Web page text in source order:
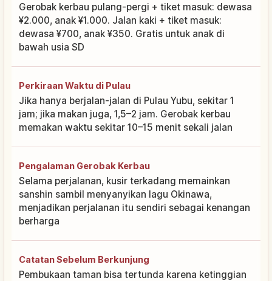
Gerobak kerbau pulang-pergi + tiket masuk: dewasa
¥2.000, anak ¥1.000. Jalan kaki + tiket masuk:
dewasa ¥700, anak ¥350. Gratis untuk anak di
bawah usia SD
Perkiraan Waktu di Pulau
Jika hanya berjalan-jalan di Pulau Yubu, sekitar 1
jam; jika makan juga, 1,5–2 jam. Gerobak kerbau
memakan waktu sekitar 10–15 menit sekali jalan
Pengalaman Gerobak Kerbau
Selama perjalanan, kusir terkadang memainkan
sanshin sambil menyanyikan lagu Okinawa,
menjadikan perjalanan itu sendiri sebagai kenangan
berharga
Catatan Sebelum Berkunjung
Pembukaan taman bisa tertunda karena ketinggian